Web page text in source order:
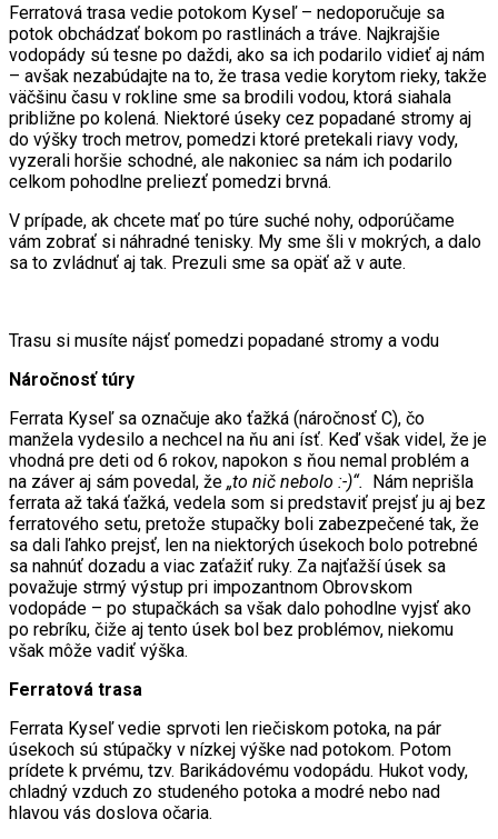
Ferratová trasa vedie potokom Kyseľ – nedoporučuje sa
potok obchádzať bokom po rastlinách a tráve. Najkrajšie
vodopády sú tesne po daždi, ako sa ich podarilo vidieť aj nám
– avšak nezabúdajte na to, že trasa vedie korytom rieky, takže
väčšinu času v rokline sme sa brodili vodou, ktorá siahala
približne po kolená. Niektoré úseky cez popadané stromy aj
do výšky troch metrov, pomedzi ktoré pretekali riavy vody,
vyzerali horšie schodné, ale nakoniec sa nám ich podarilo
celkom pohodlne preliezť pomedzi brvná.
V prípade, ak chcete mať po túre suché nohy, odporúčame
vám zobrať si náhradné tenisky. My sme šli v mokrých, a dalo
sa to zvládnuť aj tak. Prezuli sme sa opäť až v aute.
Trasu si musíte nájsť pomedzi popadané stromy a vodu
Náročnosť túry
Ferrata Kyseľ sa označuje ako ťažká (náročnosť C), čo
manžela vydesilo a nechcel na ňu ani ísť. Keď však videl, že je
vhodná pre deti od 6 rokov, napokon s ňou nemal problém a
na záver aj sám povedal, že „to nič nebolo :-)“. Nám neprišla
ferrata až taká ťažká, vedela som si predstaviť prejsť ju aj bez
ferratového setu, pretože stupačky boli zabezpečené tak, že
sa dali ľahko prejsť, len na niektorých úsekoch bolo potrebné
sa nahnúť dozadu a viac zaťažiť ruky. Za najťažší úsek sa
považuje strmý výstup pri impozantnom Obrovskom
vodopáde – po stupačkách sa však dalo pohodlne vyjsť ako
po rebríku, čiže aj tento úsek bol bez problémov, niekomu
však môže vadiť výška.
Ferratová trasa
Ferrata Kyseľ vedie sprvoti len riečiskom potoka, na pár
úsekoch sú stúpačky v nízkej výške nad potokom. Potom
prídete k prvému, tzv. Barikádovému vodopádu. Hukot vody,
chladný vzduch zo studeného potoka a modré nebo nad
hlavou vás doslova očaria.